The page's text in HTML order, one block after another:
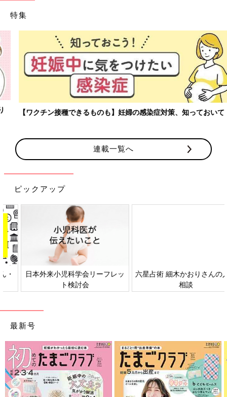
特集
【ワクチン接種できるものも】妊婦の感染症対策、知っておいて！
連載一覧へ
ピックアップ
日本外来小児科学会リーフレッ
ト検討会
六星占術 細木かおりさんの人生
最新号